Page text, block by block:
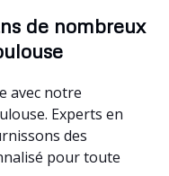
de nombreux
avec notre
Experts en
des
pour toute